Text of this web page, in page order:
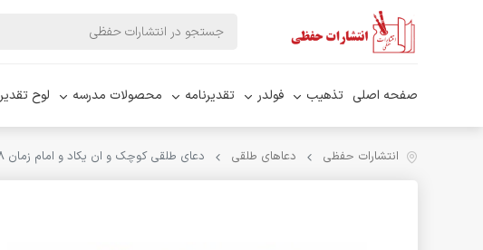
صفحه اصلی تذهیب فولدر تقدیرنامه محصولات مدرسه لوح تقدیر B5
انتشارات حفظی دعاهای طلقی دعای طلقی کوچک و ان یکاد و امام زمان 8